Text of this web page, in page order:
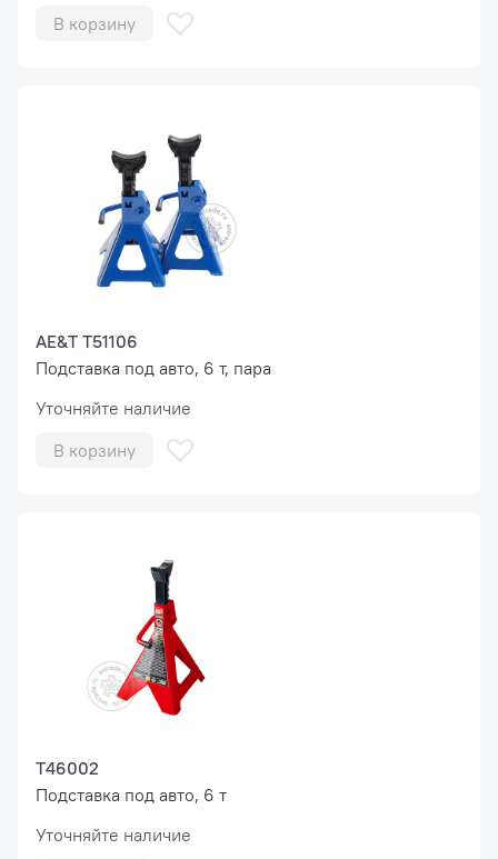
В корзину
AE&T T51106
Подставка под авто, 6 т, пара
Уточняйте наличие
В корзину
T46002
Подставка под авто, 6 т
Уточняйте наличие